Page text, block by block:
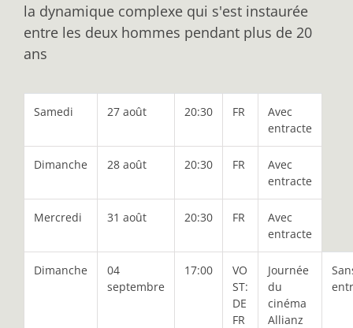
la dynamique complexe qui s'est instaurée
entre les deux hommes pendant plus de 20
ans
Samedi 27 août 20:30 FR
Avec
entracte
Dimanche 28 août 20:30 FR
Avec
entracte
Mercredi 31 août 20:30 FR
Avec
entracte
Dimanche
04
septembre
17:00
VO
ST:
DE
FR
Journée
du
cinéma
Allianz